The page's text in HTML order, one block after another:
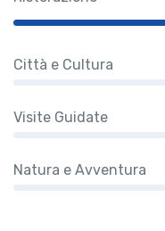
Città e Cultura
Visite Guidate
Natura e Avventura